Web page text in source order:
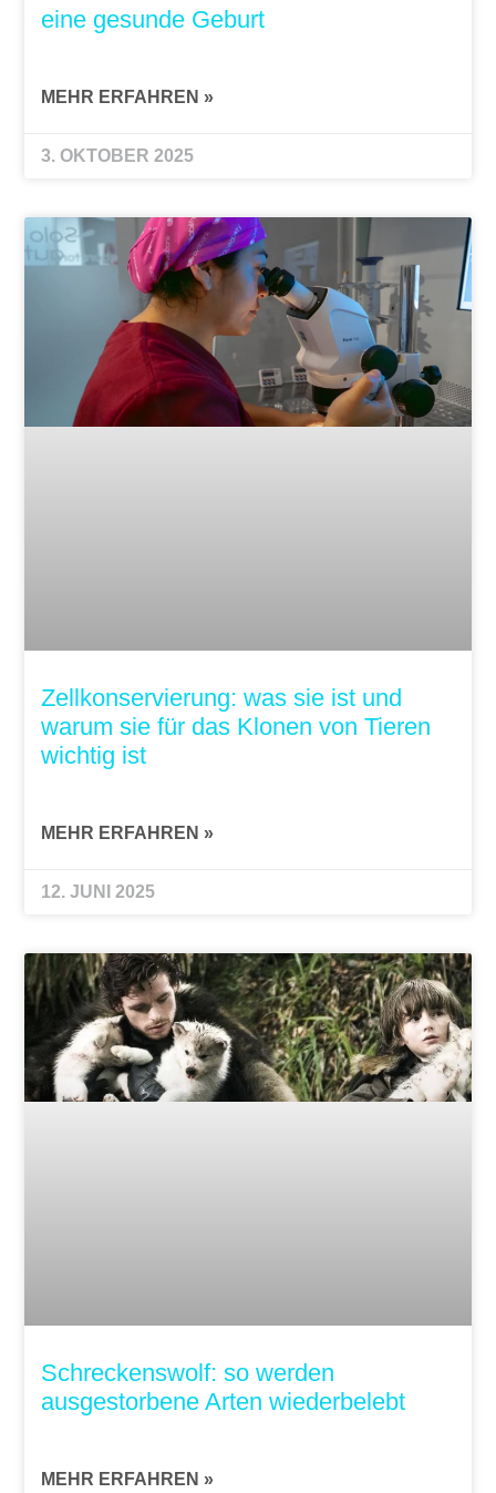
eine gesunde Geburt
MEHR ERFAHREN »
3. OKTOBER 2025
Zellkonservierung: was sie ist und
warum sie für das Klonen von Tieren
wichtig ist
MEHR ERFAHREN »
12. JUNI 2025
Schreckenswolf: so werden
ausgestorbene Arten wiederbelebt
MEHR ERFAHREN »